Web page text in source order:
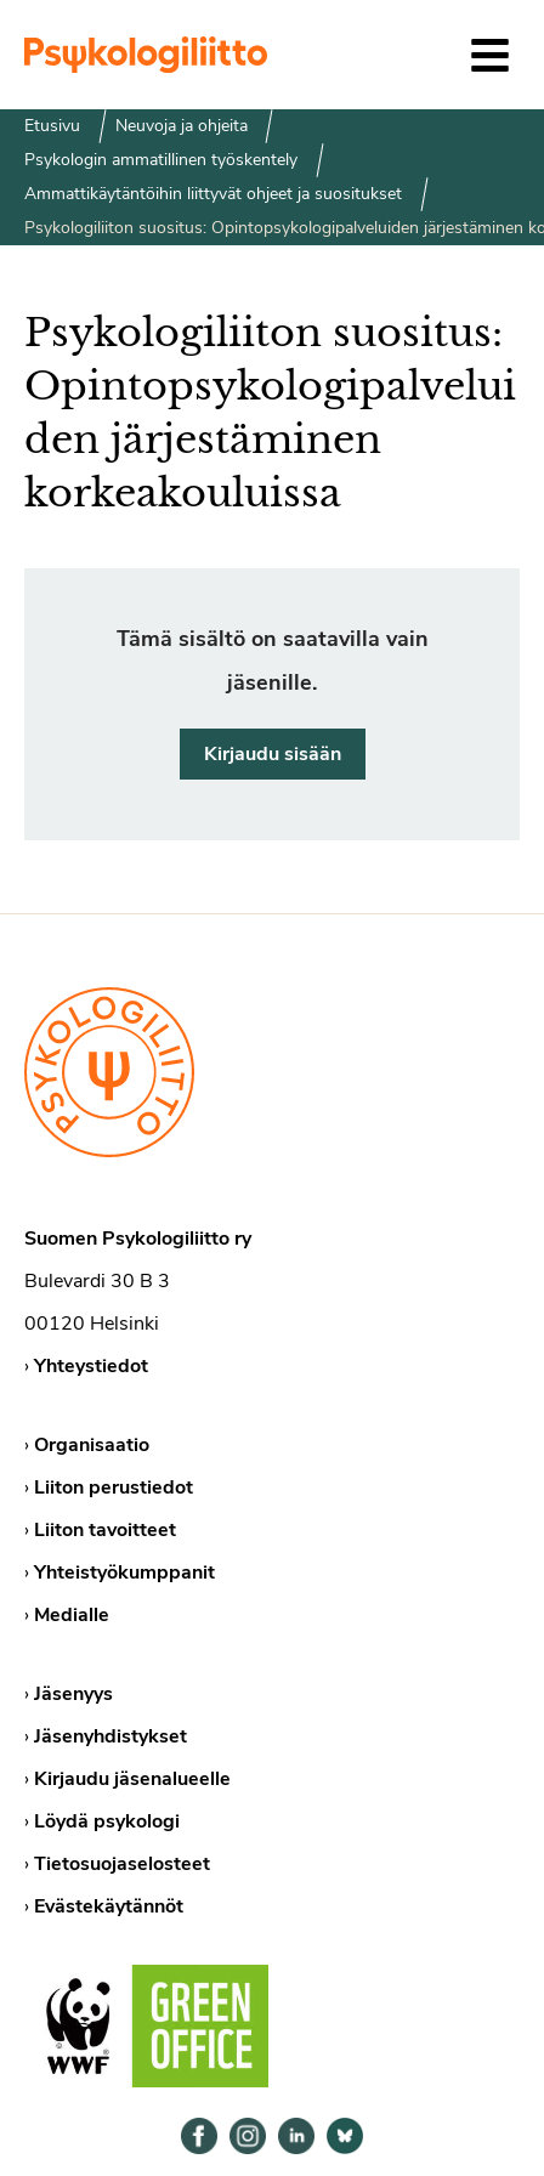
Etusivu
Neuvoja ja ohjeita
Psykologin ammatillinen työskentely
Ammattikäytäntöihin liittyvät ohjeet ja suositukset
Psykologiliiton suositus: Opintopsykologipalveluiden järjestäminen
Psykologiliiton suositus:
Opintopsykologipalvelui
den järjestäminen
korkeakouluissa
Tämä sisältö on saatavilla vain
jäsenille.
Kirjaudu sisään
Suomen Psykologiliitto ry
Bulevardi 30 B 3
00120 Helsinki
›Yhteystiedot
›Organisaatio
› Liiton perustiedot
› Liiton tavoitteet
›Yhteistyökumppanit
› Medialle
›Jäsenyys
›Jäsenyhdistykset
› Kirjaudu jäsenalueelle
› Löydä psykologi
›Tietosuojaselosteet
› Evästekäytännöt